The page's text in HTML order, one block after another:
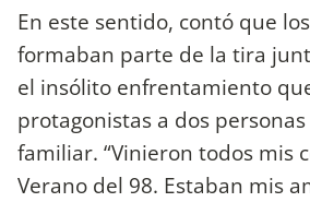
En este sentido, contó que
formaban parte de la tira
el insólito enfrentamiento
protagonistas a dos
familiar. “Vinieron todos mis
Verano del 98. Estaban mis